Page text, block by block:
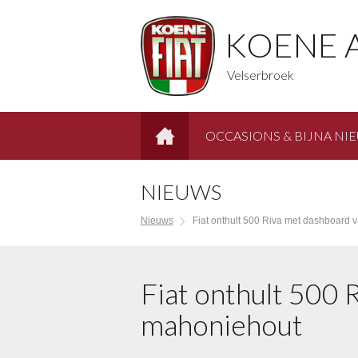
KOENE
Velserbroek
OCCASIONS & BIJNA
NIEUWS
Nieuws Fiat onthult 500 Riva met dashboard
Fiat onthult 500
mahoniehout